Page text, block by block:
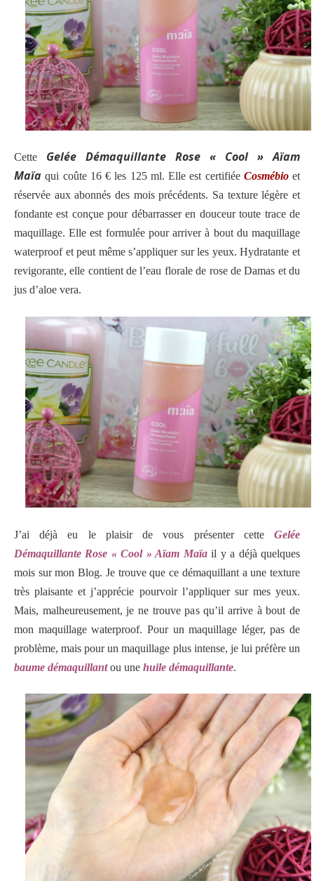
Cette Gelée Démaquillante Rose « Cool » Aïam
Maïa qui coûte 16 € les 125 ml. Elle est certifiée Cosmébioet
réservée aux abonnés des mois précédents. Sa texture légère et
fondante est conçue pour débarrasser en douceur toute trace de
maquillage. Elle est formulée pour arriver à bout du maquillage
waterproof et peut même s’appliquer sur les yeux. Hydratante et
revigorante, elle contient de l’eau florale de rose de Damas et du
jus d’aloe vera.
J’ai déjà eu le plaisir de vous présenter cette Gelée
Démaquillante Rose « Cool » Aïam Maïail y a déjà quelques
mois sur mon Blog. Je trouve que ce démaquillant a une texture
très plaisante et j’apprécie pourvoir l’appliquer sur mes yeux.
Mais, malheureusement, je ne trouve pas qu’il arrive à bout de
mon maquillage waterproof. Pour un maquillage léger, pas de
problème, mais pour un maquillage plus intense, je lui préfère un
baume démaquillantou une huile démaquillante.